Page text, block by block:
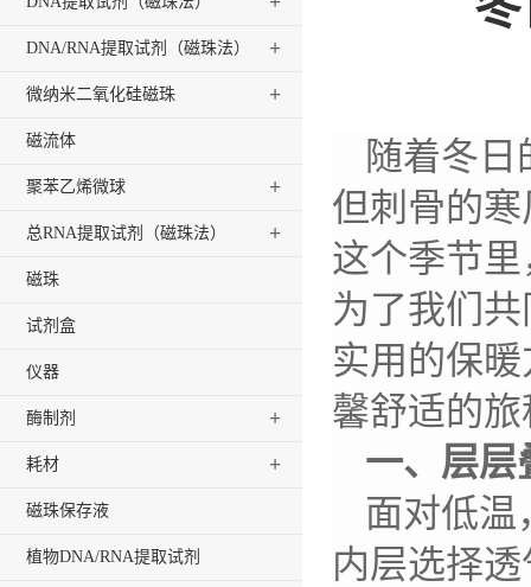
DNA/RNA提取试剂（磁珠法） +
微纳米二氧化硅磁珠 +
磁流体
聚苯乙烯微球 +
总RNA提取试剂（磁珠法） +
磁珠
试剂盒
仪器
酶制剂 +
耗材 +
磁珠保存液
植物DNA/RNA提取试剂
随着冬
但刺骨的
这个季节
为了我们
实用的保
馨舒适的
一、层层
面对低温
内层选择